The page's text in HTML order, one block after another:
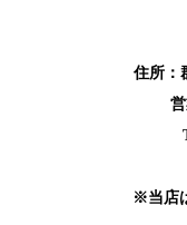
住所：
※当店